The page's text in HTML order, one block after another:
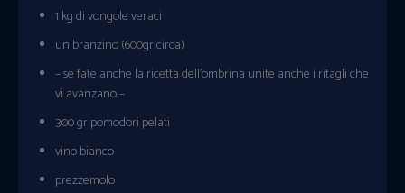
1 kg di vongole veraci
un branzino (600gr circa)
– se fate anche la ricetta dell’ombrina unite anche i ritagli che
vi avanzano –
300 gr pomodori pelati
vino bianco
prezzemolo